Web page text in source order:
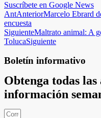
Suscríbete en Google News
AntAnteriorMarcelo Ebrard
encuesta
SiguienteMaltrato animal: A
TolucaSiguiente
Boletín informativo
Obtenga todas
información